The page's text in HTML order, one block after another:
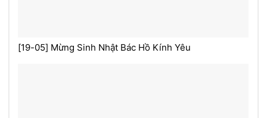
[19-05] Mừng Sinh Nhật Bác Hồ Kính Yêu